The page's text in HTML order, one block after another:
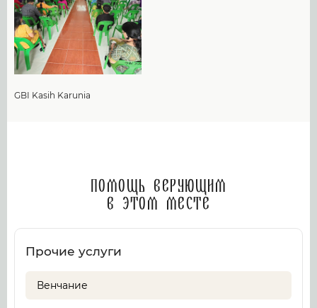
GBI Kasih Karunia
Помощь верующим
в этом месте
Прочие услуги
Венчание